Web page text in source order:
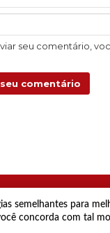
semelhantes para
concorda com tal
seu comentário,
seu comentário